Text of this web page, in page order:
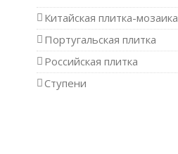
Китайская плитка-мозаика
Португальская плитка
Российская плитка
Ступени